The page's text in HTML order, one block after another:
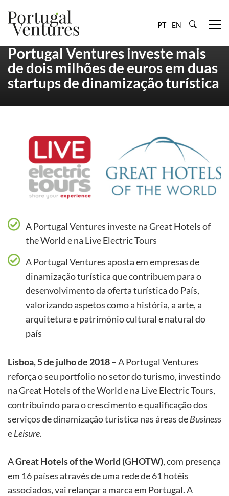
PT EN
Portugal Ventures investe mais
de dois milhões de euros em duas
startups de dinamização turística
A Portugal Ventures investe na Great Hotels of
the World e na Live Electric Tours
A Portugal Ventures aposta em empresas de
dinamização turística que contribuem para o
desenvolvimento da oferta turística do País,
valorizando aspetos como a história, a arte, a
arquitetura e património cultural e natural do
país
Lisboa, 5 de julho de 2018– A Portugal Ventures
reforça o seu portfolio no setor do turismo, investindo
na Great Hotels of the World e na Live Electric Tours,
contribuindo para o crescimento e qualificação dos
serviços de dinamização turística nas áreas deBusiness
eLeisure.
AGreat Hotels of the World (GHOTW), com presença
em 16 países através de uma rede de 61 hotéis
associados, vai relançar a marca em Portugal. A